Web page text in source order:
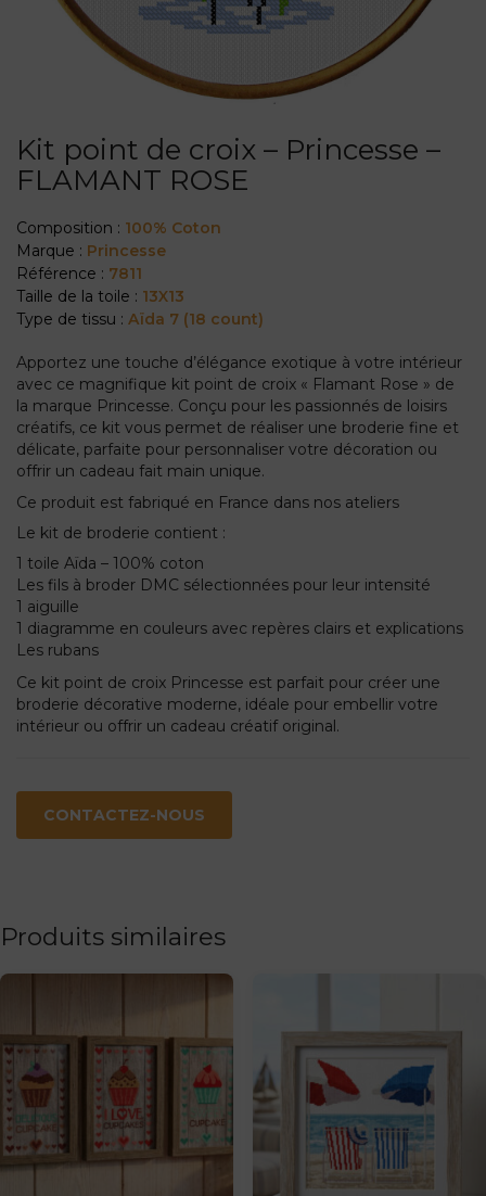
Kit point de croix – Princesse –
FLAMANT ROSE
Composition : 100% Coton
Marque : Princesse
Référence : 7811
Taille de la toile : 13X13
Type de tissu : Aïda 7 (18 count)
Apportez une touche d’élégance exotique à votre intérieur
avec ce magnifique kit point de croix « Flamant Rose » de
la marque Princesse. Conçu pour les passionnés de loisirs
créatifs, ce kit vous permet de réaliser une broderie fine et
délicate, parfaite pour personnaliser votre décoration ou
offrir un cadeau fait main unique.
Ce produit est fabriqué en France dans nos ateliers
Le kit de broderie contient :
1 toile Aïda – 100% coton
Les fils à broder DMC sélectionnées pour leur intensité
1 aiguille
1 diagramme en couleurs avec repères clairs et explications
Les rubans
Ce kit point de croix Princesse est parfait pour créer une
broderie décorative moderne, idéale pour embellir votre
intérieur ou offrir un cadeau créatif original.
CONTACTEZ-NOUS
Produits similaires